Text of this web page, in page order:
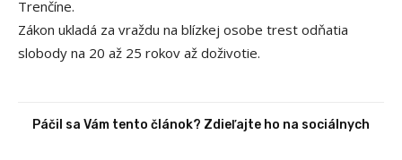
Trenčíne.
Zákon ukladá za vraždu na blízkej osobe trest odňatia
slobody na 20 až 25 rokov až doživotie.
Páčil sa Vám tento článok? Zdieľajte ho na sociálnych